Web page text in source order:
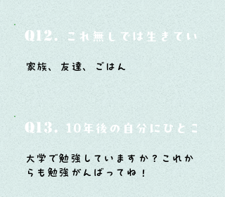
Q12. これ無しでは生きていけ
家族、友達、ごはん
Q13. 10年後の自分にひとこと
大学で勉強していますか？これか
らも勉強がんばってね！